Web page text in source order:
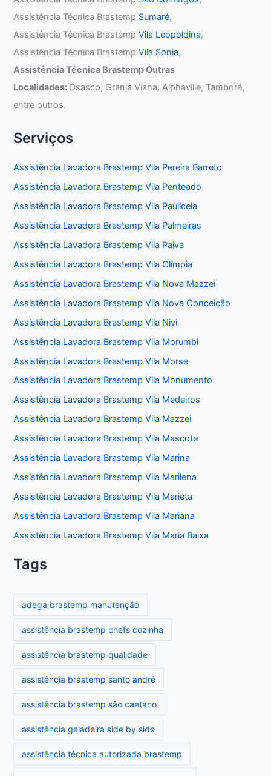
Assistência Técnica Brastemp Sumaré,
Assistência Técnica BrastempVila Leopoldina,
Assistência Técnica BrastempVila Sonia,
Assistência Técnica Brastemp Outras
Localidades: Osasco, Granja Viana, Alphaville, Tamboré,
entre outros.
Serviços
Assistência Lavadora Brastemp Vila Pereira Barreto
Assistência Lavadora Brastemp Vila Penteado
Assistência Lavadora Brastemp Vila Pauliceia
Assistência Lavadora Brastemp Vila Palmeiras
Assistência Lavadora Brastemp Vila Paiva
Assistência Lavadora Brastemp Vila Olímpia
Assistência Lavadora Brastemp Vila Nova Mazzei
Assistência Lavadora Brastemp Vila Nova Conceição
Assistência Lavadora Brastemp Vila Nivi
Assistência Lavadora Brastemp Vila Morumbi
Assistência Lavadora Brastemp Vila Morse
Assistência Lavadora Brastemp Vila Monumento
Assistência Lavadora Brastemp Vila Medeiros
Assistência Lavadora Brastemp Vila Mazzei
Assistência Lavadora Brastemp Vila Mascote
Assistência Lavadora Brastemp Vila Marina
Assistência Lavadora Brastemp Vila Marilena
Assistência Lavadora Brastemp Vila Marieta
Assistência Lavadora Brastemp Vila Mariana
Assistência Lavadora Brastemp Vila Maria Baixa
Tags
adega brastemp manutenção
assistência brastemp chefs cozinha
assistência brastemp qualidade
assistência brastemp santo andré
assistência brastemp são caetano
assistência geladeira side by side
assistência técnica autorizada brastemp